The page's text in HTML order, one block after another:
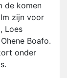
de komen
zijn voor
Loes
Boafo.
onder